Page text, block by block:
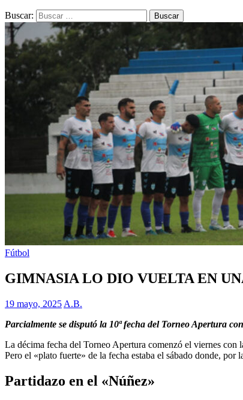
Buscar:
Fútbol
GIMNASIA LO DIO VUELTA EN
19 mayo, 2025 A.B.
Parcialmente se disputó la 10ª fecha del Torneo Apertura
La décima fecha del Torneo Apertura comenzó el viernes
Pero el «plato fuerte» de la fecha estaba el sábado donde,
Partidazo en el «Núñez»